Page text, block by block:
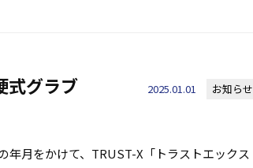
グラブ
2025.01.01 お知らせ
年月をかけて、TRUST-X「トラストエックス